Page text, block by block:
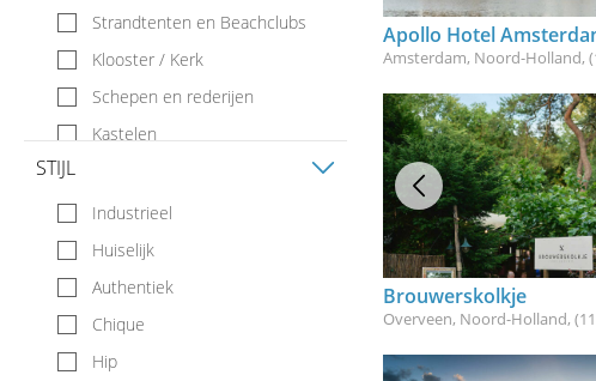
Strandtenten en Beachclubs
Klooster / Kerk
Schepen en rederijen
Kastelen
Bijzonder
Pakhuis / Herenhuis
Theehuis
Paviljoen
Buitenlocatie
STIJL
Industrieel
Huiselijk
Authentiek
Chique
Hip
Apollo Hotel
Amsterdam, Noord-Holland,
Brouwerskolkje
Overveen, Noord-Holland,